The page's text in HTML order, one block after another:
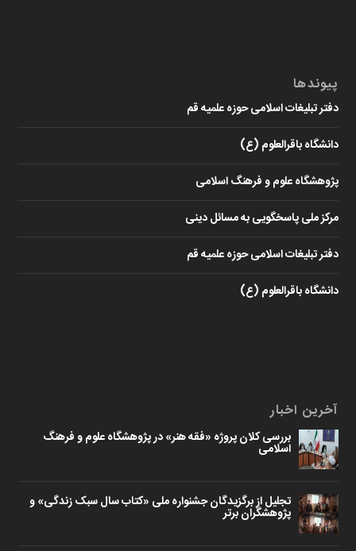
پیوندها
دفتر تبلیغات اسلامی حوزه علمیه قم
دانشگاه باقرالعلوم (ع)
پژوهشگاه علوم و فرهنگ اسلامی
مرکز ملی پاسخگویی به مسائل دینی
دفتر تبلیغات اسلامی حوزه علمیه قم
دانشگاه باقرالعلوم (ع)
آخرین اخبار
بررسی کلان پروژه «فقه هنر» در پژوهشگاه علوم و فرهنگ
اسلامی
تجلیل از برگزیدگان جشنواره ملی «کتاب سال سبک زندگی» و
پژوهشگران برتر